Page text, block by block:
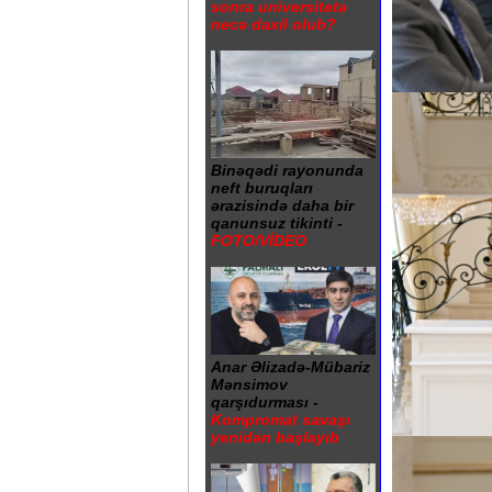
sonra universitetə
necə daxil olub?
Binəqədi rayonunda
neft buruqları
ərazisində daha bir
qanunsuz tikinti -
FOTO/VİDEO
Anar Əlizadə-Mübariz
Mənsimov
qarşıdurması -
Kompromat savaşı
yenidən başlayıb